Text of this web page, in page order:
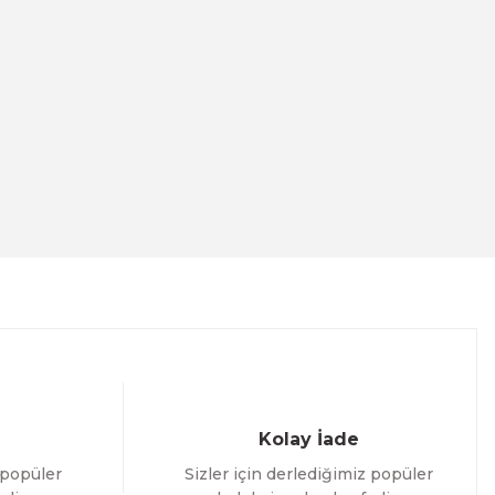
İNCELE
Kolay İade
Sizler için derlediğimiz popüler